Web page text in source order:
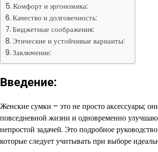
Комфорт и эргономика:
Качество и долговечность:
Бюджетные соображения:
Этические и устойчивые варианты:
Заключение:
Введение:
Женские сумки – это не просто аксессуары;
повседневной жизни и одновременно
непростой задачей. Это подробное
которые следует учитывать при выборе